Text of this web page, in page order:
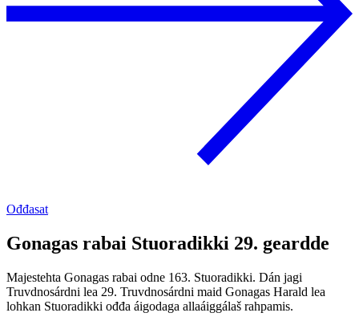
Ođđasat
Gonagas rabai Stuoradikki 29. geardde
Majestehta Gonagas rabai odne 163. Stuoradikki. Dán jagi
Truvdnosárdni lea 29. Truvdnosárdni maid Gonagas Harald lea
lohkan Stuoradikki ođđa áigodaga allaáiggálaš rahpamis.